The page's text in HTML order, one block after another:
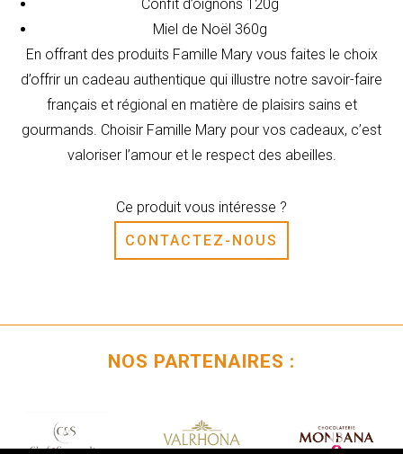
Confit d’oignons 120g
Miel de Noël 360g
En offrant des produits Famille Mary vous faites le choix
d’offrir un cadeau authentique qui illustre notre savoir-faire
français et régional en matière de plaisirs sains et
gourmands. Choisir Famille Mary pour vos cadeaux, c’est
valoriser l’amour et le respect des abeilles.
Ce produit vous intéresse ?
CONTACTEZ-NOUS
NOS PARTENAIRES :